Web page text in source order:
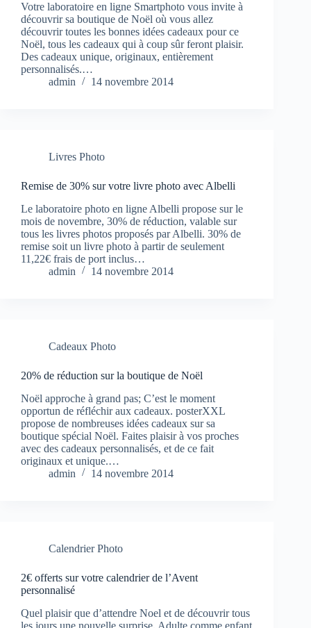
Votre laboratoire en ligne Smartphoto vous invite à
découvrir sa boutique de Noël où vous allez
découvrir toutes les bonnes idées cadeaux pour ce
Noël, tous les cadeaux qui à coup sûr feront plaisir.
Des cadeaux unique, originaux, entièrement
personnalisés.…
admin
14 novembre 2014
Livres Photo
Remise de 30% sur votre livre photo avec Albelli
Le laboratoire photo en ligne Albelli propose sur le
mois de novembre, 30% de réduction, valable sur
tous les livres photos proposés par Albelli. 30% de
remise soit un livre photo à partir de seulement
11,22€ frais de port inclus…
admin
14 novembre 2014
Cadeaux Photo
20% de réduction sur la boutique de Noël
Noël approche à grand pas; C’est le moment
opportun de réfléchir aux cadeaux. posterXXL
propose de nombreuses idées cadeaux sur sa
boutique spécial Noël. Faites plaisir à vos proches
avec des cadeaux personnalisés, et de ce fait
originaux et unique.…
admin
14 novembre 2014
Calendrier Photo
2€ offerts sur votre calendrier de l’Avent
personnalisé
Quel plaisir que d’attendre Noel et de découvrir tous
les jours une nouvelle surprise. Adulte comme enfant